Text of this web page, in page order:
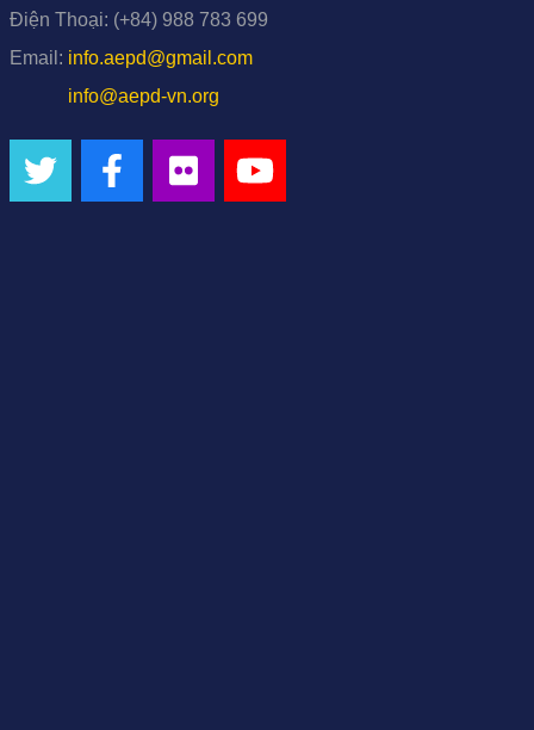
Điện Thoại: (+84) 988 783 699
Email: info.aepd@gmail.com
info@aepd-vn.org